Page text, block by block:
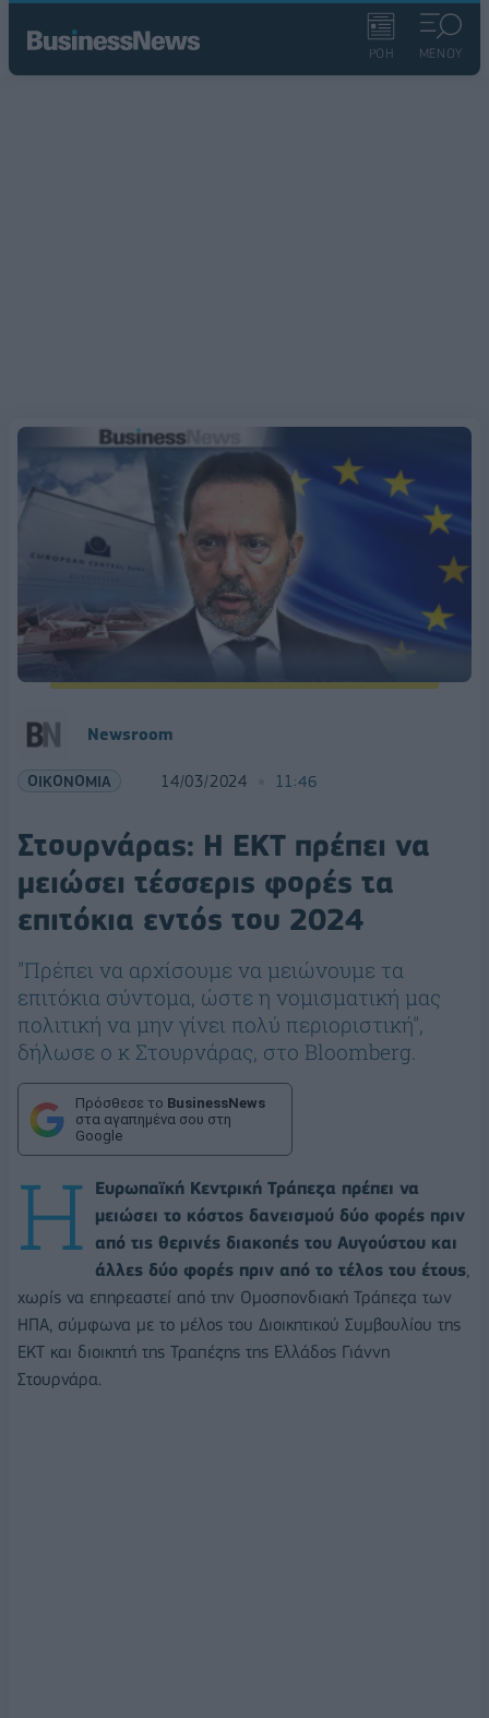
ΡΟΗ ΜΕΝΟΥ
Newsroom
ΟΙΚΟΝΟΜΙΑ 14/03/2024 11:46
Στουρνάρας: Η ΕΚΤ πρέπει να
μειώσει τέσσερις φορές τα
επιτόκια εντός του 2024
"Πρέπει να αρχίσουμε να μειώνουμε τα
επιτόκια σύντομα, ώστε η νομισματική μας
πολιτική να μην γίνει πολύ περιοριστική",
δήλωσε ο κ Στουρνάρας, στο Bloomberg.
Πρόσθεσε το BusinessNews
στα αγαπημένα σου στη
Google
Η
Ευρωπαϊκή Κεντρική Τράπεζα πρέπει να
μειώσει το κόστος δανεισμού δύο φορές πριν
από τις θερινές διακοπές του Αυγούστου και
άλλες δύο φορές πριν από το τέλος του έτους,
χωρίς να επηρεαστεί από την Ομοσπονδιακή Τράπεζα των
ΗΠΑ, σύμφωνα με το μέλος του Διοικητικού Συμβουλίου της
ΕΚΤ και διοικητή της Τραπέζης της Ελλάδος Γιάννη
Στουρνάρα.